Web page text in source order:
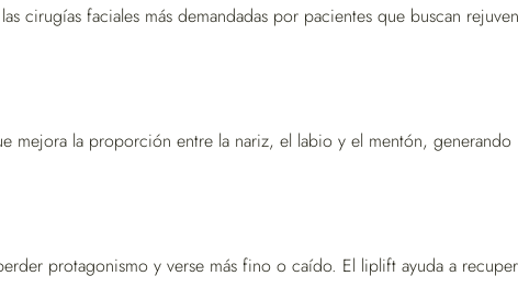
cirugías faciales más demandadas por pacientes que buscan
mejora la proporción entre la nariz, el labio y el mentón,
protagonismo y verse más fino o caído. El liplift ayuda a